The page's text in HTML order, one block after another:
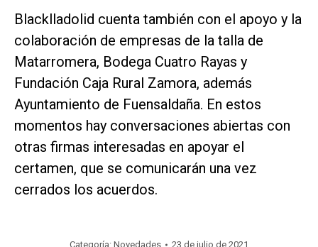
Blacklladolid cuenta también con el apoyo y la
colaboración de empresas de la talla de
Matarromera, Bodega Cuatro Rayas y
Fundación Caja Rural Zamora, además
Ayuntamiento de Fuensaldaña. En estos
momentos hay conversaciones abiertas con
otras firmas interesadas en apoyar el
certamen, que se comunicarán una vez
cerrados los acuerdos.
Categoría: Novedades 23 de julio de 2021